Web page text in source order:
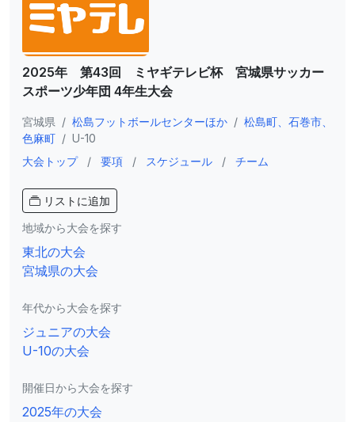
2025年 第43回 ミヤギテレビ杯 宮城県サッカー
スポーツ少年団 4年生大会
宮城県 / 松島フットボールセンターほか / 松島町、石巻市、
色麻町 / U-10
大会トップ
/ 要項 / スケジュール / チーム
リストに追加
地域から大会を探す
東北の大会
宮城県の大会
年代から大会を探す
ジュニアの大会
U-10の大会
開催日から大会を探す
2025年の大会